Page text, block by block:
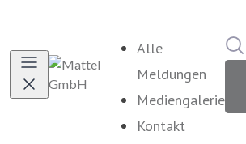
Alle
Meldungen
Mediengalerie
Kontakt